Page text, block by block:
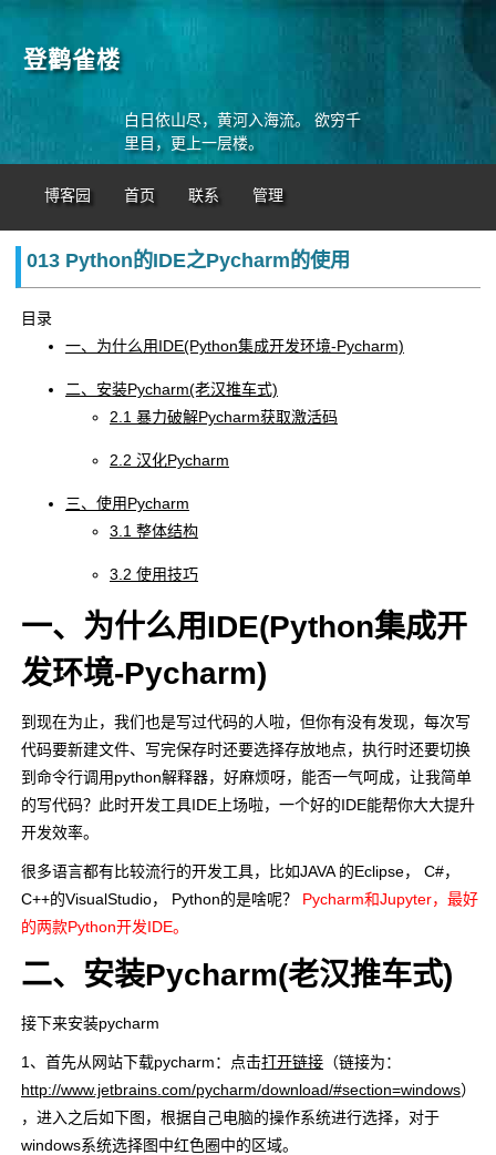
登鹳雀楼
白日依山尽，黄河入海流。 欲穷千
里目，更上一层楼。
博客园 首页 联系 管理
013 Python的IDE之Pycharm的使用
目录
一、为什么用IDE(Python集成开发环境-Pycharm)
二、安装Pycharm(老汉推车式)
2.1 暴力破解Pycharm获取激活码
2.2 汉化Pycharm
三、使用Pycharm
3.1 整体结构
3.2 使用技巧
一、为什么用IDE(Python集成开
发环境-Pycharm)
到现在为止，我们也是写过代码的人啦，但你有没有发现，每次写
代码要新建文件、写完保存时还要选择存放地点，执行时还要切换
到命令行调用python解释器，好麻烦呀，能否一气呵成，让我简单
的写代码？此时开发工具IDE上场啦，一个好的IDE能帮你大大提升
开发效率。
很多语言都有比较流行的开发工具，比如JAVA 的Eclipse， C#，
C++的VisualStudio， Python的是啥呢？ Pycharm和Jupyter，最好
的两款Python开发IDE。
二、安装Pycharm(老汉推车式)
接下来安装pycharm
1、首先从网站下载pycharm：点击打开链接 （链接为：
http://www.jetbrains.com/pycharm/download/#section=windows）
，进入之后如下图，根据自己电脑的操作系统进行选择，对于
windows系统选择图中红色圈中的区域。